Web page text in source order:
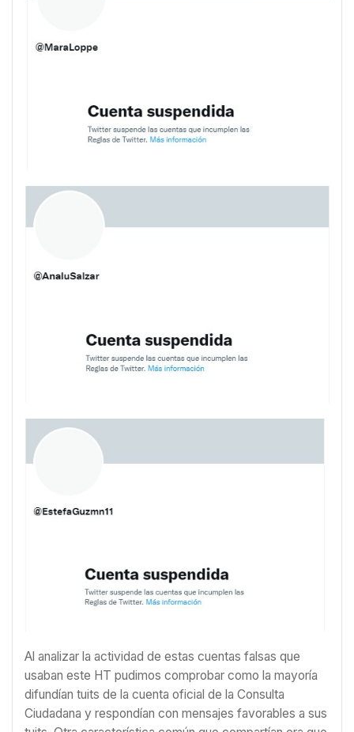
Al analizar la actividad de estas cuentas falsas que
usaban este HT pudimos comprobar como la mayoría
difundían tuits de la cuenta oficial de la Consulta
Ciudadana y respondían con mensajes favorables a sus